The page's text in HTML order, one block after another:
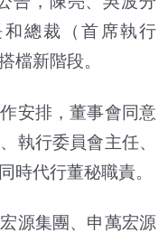
總裁（首席執行
檔新階段。
安排，董事會同意
執行委員會主任、
時代行董秘職責。
源集團、申萬宏源